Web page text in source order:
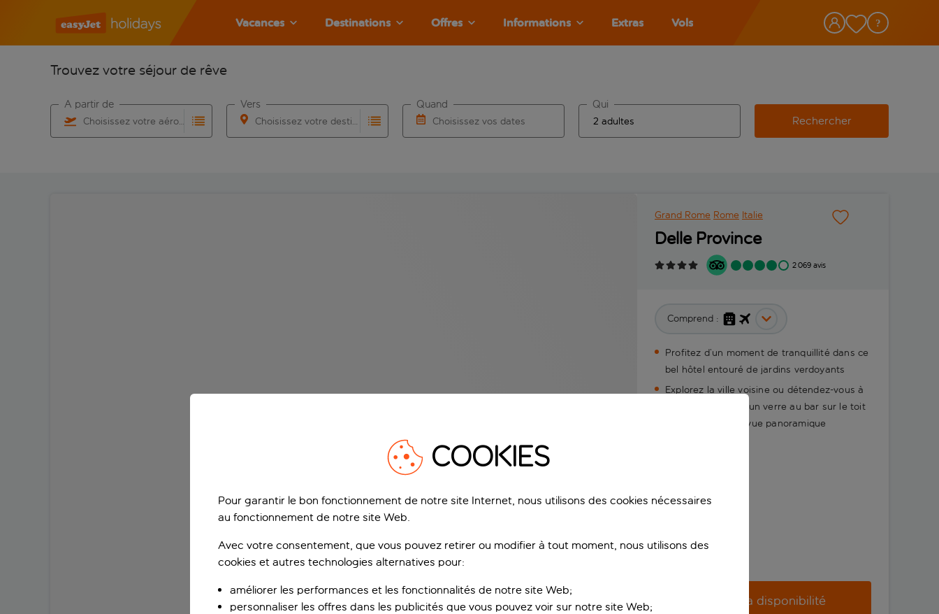
Vacances Destinations Offres Informations Extras Vols
Trouvez votre séjour de rêve
Choisissez votre aéroport
À partir de
Choisissez votre destination
Vers
Choisissez vos dates
Quand Qui
Rechercher
Grand Rome Rome Italie
Delle Province
2 069 avis
Comprend :
Profitez d’un moment de tranquillité dans ce
bel hôtel entouré de jardins verdoyants
Explorez la ville voisine ou détendez-vous à
l’hôtel en prenant un verre au bar sur le toit
et en admirant la vue panoramique
Vérifier la disponibilité
COOKIES
Pour garantir le bon fonctionnement de notre site Internet, nous utilisons des cookies nécessaires
au fonctionnement de notre site Web.
Avec votre consentement, que vous pouvez retirer ou modifier à tout moment, nous utilisons des
cookies et autres technologies alternatives pour:
améliorer les performances et les fonctionnalités de notre site Web;
personnaliser les offres dans les publicités que vous pouvez voir sur notre site Web;